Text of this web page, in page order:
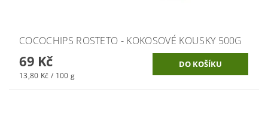
COCOCHIPS ROSTETO - KOKOSOVÉ KOUSKY 500G
69 Kč
13,80 Kč / 100 g